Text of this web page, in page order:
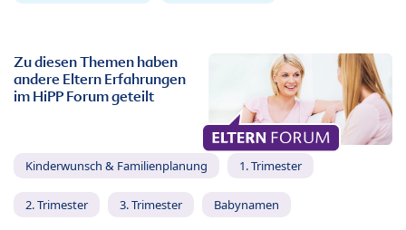
Zu diesen Themen haben
andere Eltern Erfahrungen
im HiPP Forum geteilt
Kinderwunsch & Familienplanung 1. Trimester
2. Trimester 3. Trimester Babynamen